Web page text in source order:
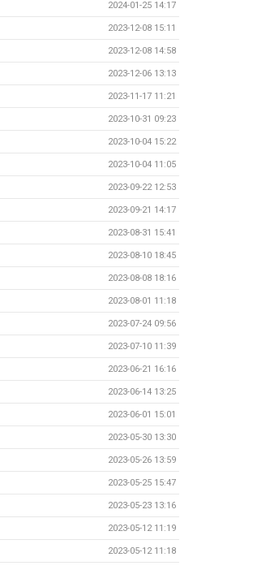
2024-01-25 14:17
2023-12-08 15:11
2023-12-08 14:58
2023-12-06 13:13
2023-11-17 11:21
2023-10-31 09:23
2023-10-04 15:22
2023-10-04 11:05
2023-09-22 12:53
2023-09-21 14:17
2023-08-31 15:41
2023-08-10 18:45
2023-08-08 18:16
2023-08-01 11:18
2023-07-24 09:56
2023-07-10 11:39
2023-06-21 16:16
2023-06-14 13:25
2023-06-01 15:01
2023-05-30 13:30
2023-05-26 13:59
2023-05-25 15:47
2023-05-23 13:16
2023-05-12 11:19
2023-05-12 11:18